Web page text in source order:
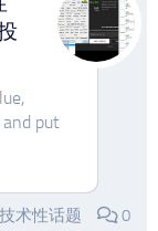
and put
技术性话题
0